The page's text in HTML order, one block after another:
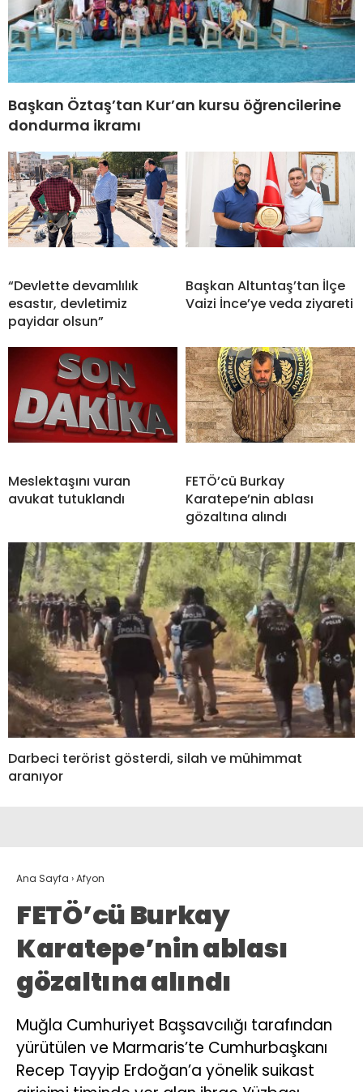
Başkan Öztaş’tan Kur’an kursu öğrencilerine
dondurma ikramı
“Devlette devamlılık
esastır, devletimiz
payidar olsun”
Başkan Altuntaş’tan İlçe
Vaizi İnce’ye veda ziyareti
Meslektaşını vuran
avukat tutuklandı
FETÖ’cü Burkay
Karatepe’nin ablası
gözaltına alındı
Darbeci terörist gösterdi, silah ve mühimmat
aranıyor
Ana Sayfa ›Afyon
FETÖ’cü Burkay
Karatepe’nin ablası
gözaltına alındı
Muğla Cumhuriyet Başsavcılığı tarafından
yürütülen ve Marmaris’te Cumhurbaşkanı
Recep Tayyip Erdoğan’a yönelik suikast